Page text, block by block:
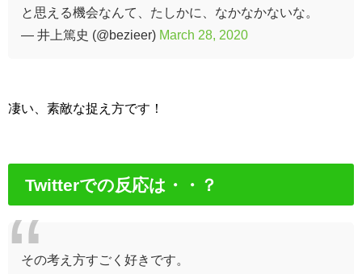
と思える機会なんて、たしかに、なかなかないな。
— 井上篤史 (@bezieer) March 28, 2020
凄い、素敵な捉え方です！
Twitterでの反応は・・？
その考え方すごく好きです。